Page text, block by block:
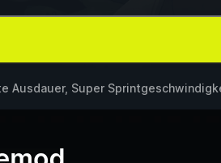
Ausdauer, Super